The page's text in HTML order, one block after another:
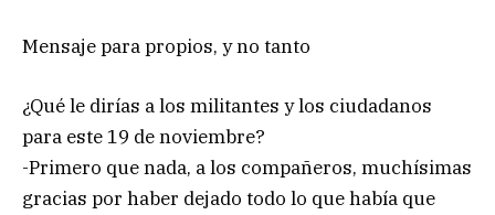
Mensaje para propios, y no tanto
¿Qué le dirías a los militantes y los ciudadanos
para este 19 de noviembre?
-Primero que nada, a los compañeros, muchísimas
gracias por haber dejado todo lo que había que